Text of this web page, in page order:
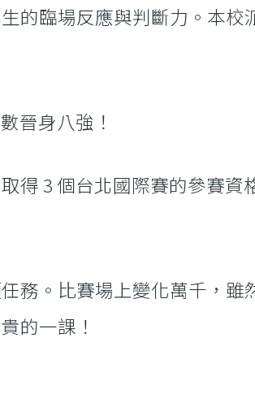
的臨場反應與判斷力。本校
晉身八強！
得 3 個台北國際賽的參賽資
務。比賽場上變化萬千，雖
的一課！